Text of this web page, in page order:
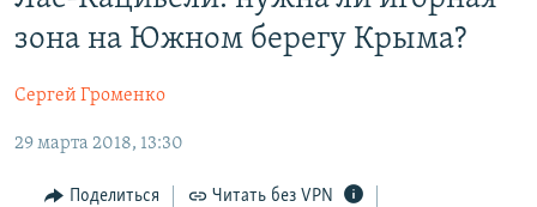
содержанию
навигации
Вернутся
СПЕЦПРОЕКТЫ
КАРТА ВОЕННЫХ ОБЪЕКТОВ КРЫМА
11 ЛЕТ ОККУПАЦИИ КРЫМА. 11 ИСТОРИЙ СОПРОТИВЛЕНИЯ
ИСТОРИЯ
ЕЩЕ
ИНТЕРАКТИВ
РАДІО СВОБОДА
зона на Южном берегу Крыма?
Сергей Громенко
29 марта 2018, 13:30
Поделиться Читать без VPN